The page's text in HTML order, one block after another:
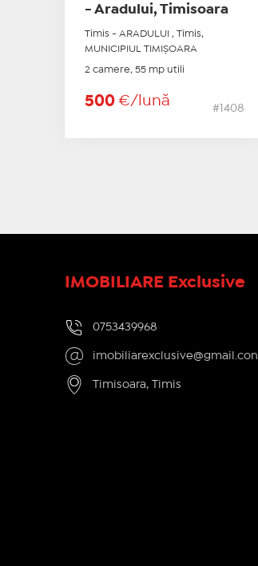
- Aradului, Timisoara
Timis - ARADULUI , Timis,
MUNICIPIUL TIMIŞOARA
2 camere, 55 mp utili
500 €/lună
#1408
IMOBILIARE Exclusive
0753439968
imobiliarexclusive@gmail.con
Timisoara, Timis